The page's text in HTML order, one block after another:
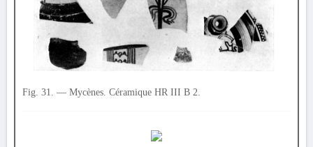
Fig. 31. — Mycènes. Céramique HR III B 2.